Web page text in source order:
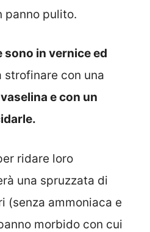
panno pulito.
sono in vernice ed
strofinare con una
vaselina e con un
ridare loro
una spruzzata di
(senza ammoniaca e
morbido con cui